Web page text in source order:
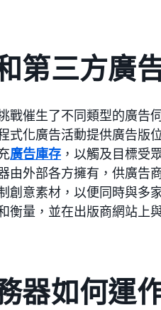
第三方廣
戰催生了不同類型的廣告
式化廣告活動提供廣告
廣告庫存 ，以觸及目標受
由外部各方擁有，供廣告
創意素材，以便同時與多
衡量，並在出版商網站上
器如何運